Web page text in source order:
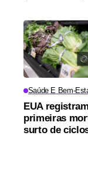
Saúde E Bem-
EUA registram
primeiras
surto de